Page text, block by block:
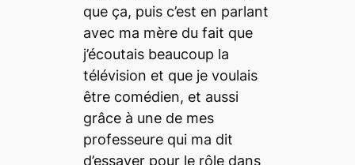
que ça, puis c’est en parlant
avec ma mère du fait que
j’écoutais beaucoup la
télévision et que je voulais
être comédien, et aussi
grâce à une de mes
professeure qui ma dit
d’essayer pour le rôle dans